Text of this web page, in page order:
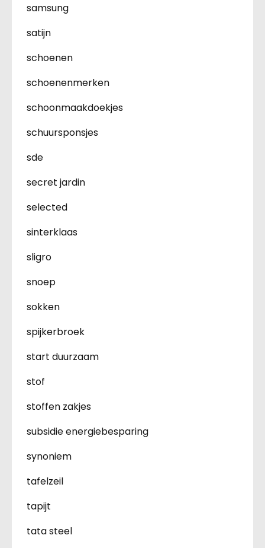
samsung
satijn
schoenen
schoenenmerken
schoonmaakdoekjes
schuursponsjes
sde
secret jardin
selected
sinterklaas
sligro
snoep
sokken
spijkerbroek
start duurzaam
stof
stoffen zakjes
subsidie energiebesparing
synoniem
tafelzeil
tapijt
tata steel